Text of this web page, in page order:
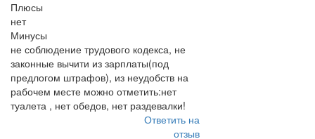
Плюсы
нет
Минусы
не соблюдение трудового кодекса, не
законные вычити из зарплаты(под
предлогом штрафов), из неудобств на
рабочем месте можно отметить:нет
туалета , нет обедов, нет раздевалки!
Ответить на
отзыв